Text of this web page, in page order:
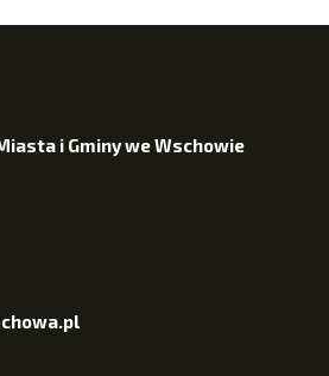
i Gminy we Wschowie